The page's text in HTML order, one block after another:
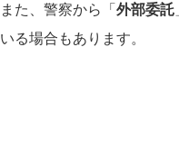
また、警察から「 外部委託
いる場合もあります。